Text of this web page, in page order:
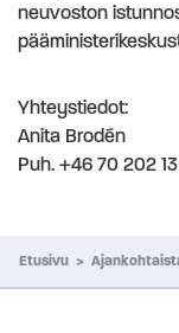
neuvoston
Yhteystiedot:
Anita Brodén
Puh. +46 70 202 13
Etusivu >